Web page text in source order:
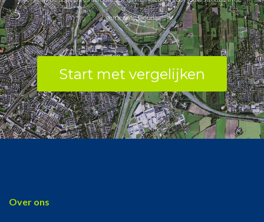
gemeente Gouda.
Start met vergelijken
Over ons